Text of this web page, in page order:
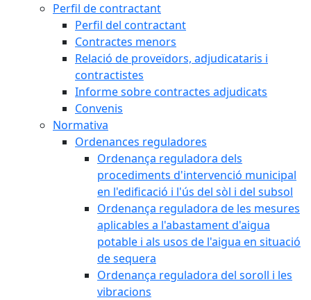
Perfil de contractant
Perfil del contractant
Contractes menors
Relació de proveïdors, adjudicataris i
contractistes
Informe sobre contractes adjudicats
Convenis
Normativa
Ordenances reguladores
Ordenança reguladora dels
procediments d'intervenció municipal
en l'edificació i l'ús del sòl i del subsol
Ordenança reguladora de les mesures
aplicables a l'abastament d'aigua
potable i als usos de l'aigua en situació
de sequera
Ordenança reguladora del soroll i les
vibracions